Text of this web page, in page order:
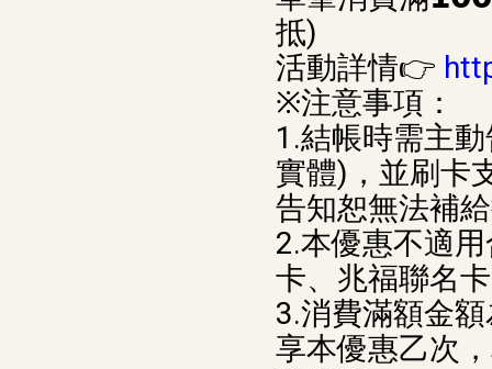
抵)
活動詳情👉
※注意事項：
1.結帳時需主
實體)，並刷卡
告知恕無法補
2.本優惠不適
卡、兆福聯名
3.消費滿額金
享本優惠乙次